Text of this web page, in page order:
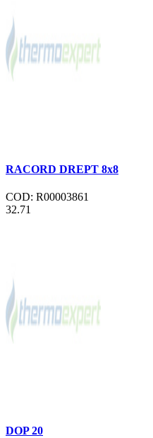
RACORD DREPT 8x8
COD: R00003861
32.71
DOP 20